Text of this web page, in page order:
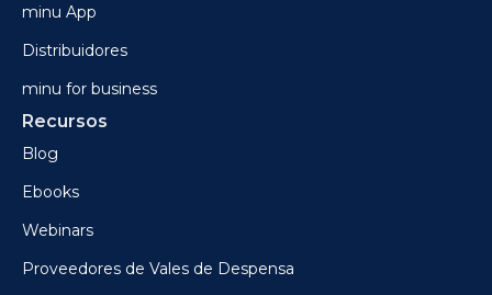
minu App
Distribuidores
minu for business
Recursos
Blog
Ebooks
Webinars
Proveedores de Vales de Despensa